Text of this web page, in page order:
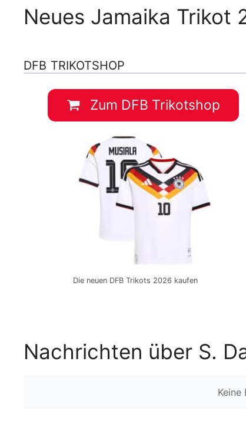
Neues Jamaika Trikot
DFB TRIKOTSHOP
Zum DFB Trikotshop
Die neuen DFB Trikots 2026 kaufen
Nachrichten über S.
Keine